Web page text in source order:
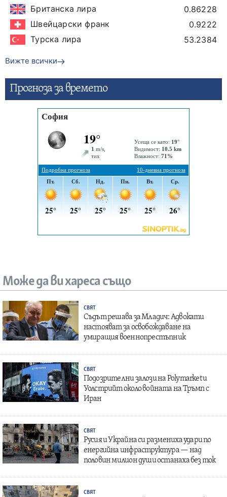
Британска лира
0.86228
Швейцарски франк
0.9222
Турска лира
53.2384
Вижте всички
Прогнозa за времето
Може да ви хареса също
СВЯТ
Съдът решава за Младич: Адвокати
настояват за освобождаване на
умиращия военнопрестъпник
СВЯТ
Подозрителни залози на Polymarket и
Уолстрийт около войната на Тръмп с
Иран
СВЯТ
Русия и Украйна си размениха удари по
енергийна инфраструктура — над
половин милион души останаха без ток
СВЯТ